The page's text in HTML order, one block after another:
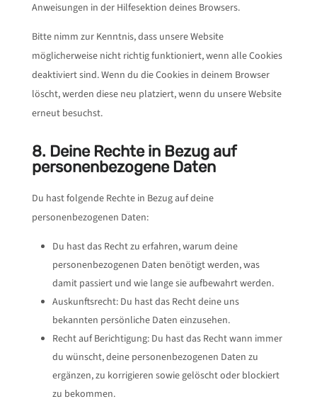
Anweisungen in der Hilfesektion deines Browsers.
Bitte nimm zur Kenntnis, dass unsere Website
möglicherweise nicht richtig funktioniert, wenn alle Cookies
deaktiviert sind. Wenn du die Cookies in deinem Browser
löscht, werden diese neu platziert, wenn du unsere Website
erneut besuchst.
8. Deine Rechte in Bezug auf
personenbezogene Daten
Du hast folgende Rechte in Bezug auf deine
personenbezogenen Daten:
Du hast das Recht zu erfahren, warum deine
personenbezogenen Daten benötigt werden, was
damit passiert und wie lange sie aufbewahrt werden.
Auskunftsrecht: Du hast das Recht deine uns
bekannten persönliche Daten einzusehen.
Recht auf Berichtigung: Du hast das Recht wann immer
du wünscht, deine personenbezogenen Daten zu
ergänzen, zu korrigieren sowie gelöscht oder blockiert
zu bekommen.